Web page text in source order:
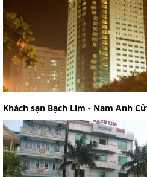
Khách sạn Bạch Lim - Nam Anh